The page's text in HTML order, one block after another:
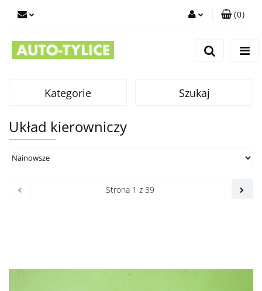
(0)
Kategorie Szukaj
Układ kierowniczy